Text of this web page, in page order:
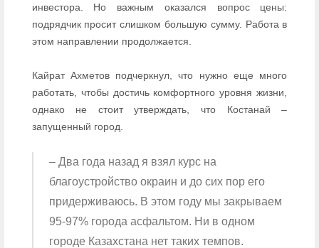
инвестора. Но важным оказался вопрос цены:
подрядчик просит слишком большую сумму. Работа в
этом направлении продолжается.
Кайрат Ахметов подчеркнул, что нужно еще много
работать, чтобы достичь комфортного уровня жизни,
однако не стоит утверждать, что Костанай –
запущенный город.
– Два года назад я взял курс на
благоустройство окраин и до сих пор его
придерживаюсь. В этом году мы закрываем
95-97% города асфальтом. Ни в одном
городе Казахстана нет таких темпов.